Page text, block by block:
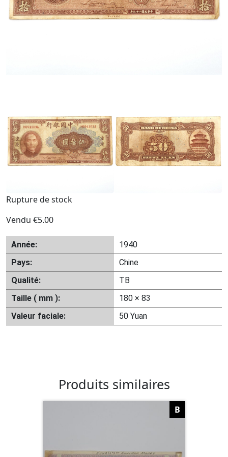
Rupture de stock
Vendu €5.00
Année:
1940
Pays:
Chine
Qualité:
TB
Taille ( mm ):
180 × 83
Valeur faciale:
50 Yuan
Produits similaires
B